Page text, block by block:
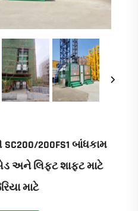
SC200/200FS1 બાંધકામ
અને લિફ્ટ શાફ્ટ માટે
માટે